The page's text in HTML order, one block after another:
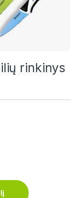
rinkinys
quantity